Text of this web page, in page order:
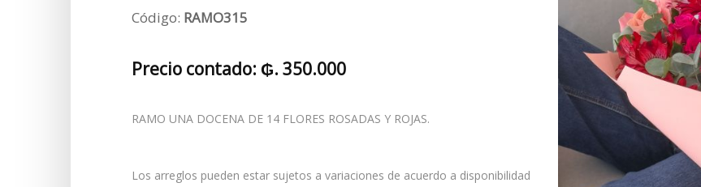
Código: RAMO315
Precio contado: ₲. 350.000
RAMO UNA DOCENA DE 14 FLORES ROSADAS Y ROJAS.
Los arreglos pueden estar sujetos a variaciones de acuerdo a disponibilidad